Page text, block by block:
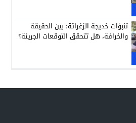
تنبؤات خديجة الزغراتة: بين الحقيقة
والخرافة، هل تتحقق التوقعات الجريئة؟